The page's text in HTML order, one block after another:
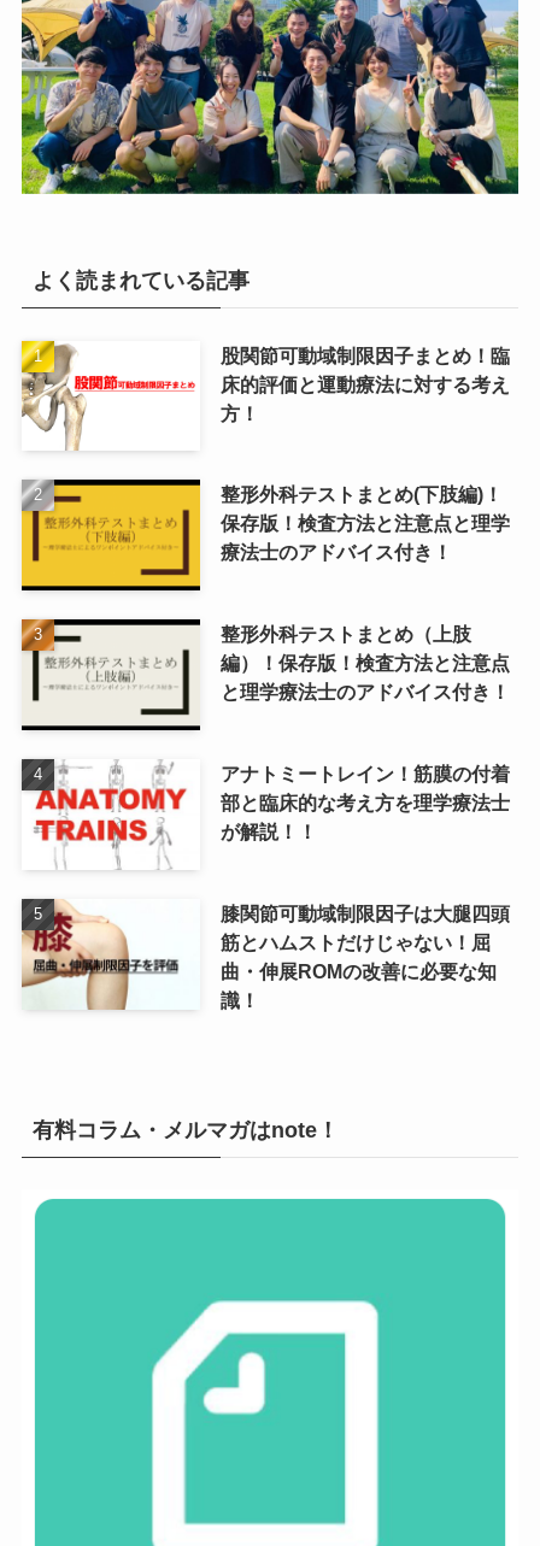
よく読まれている記事
股関節可動域制限因子まとめ！臨
床的評価と運動療法に対する考え
方！
整形外科テストまとめ(下肢編)！
保存版！検査方法と注意点と理学
療法士のアドバイス付き！
整形外科テストまとめ（上肢
編）！保存版！検査方法と注意点
と理学療法士のアドバイス付き！
アナトミートレイン！筋膜の付着
部と臨床的な考え方を理学療法士
が解説！！
膝関節可動域制限因子は大腿四頭
筋とハムストだけじゃない！屈
曲・伸展ROMの改善に必要な知
識！
有料コラム・メルマガはnote！